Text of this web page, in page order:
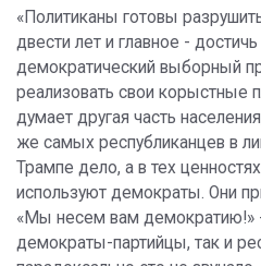
«Политиканы готовы
двести лет и главное -
демократический выборный
реализовать свои корыстные
думает другая часть
же самых республиканцев в
Трампе дело, а в тех
используют демократы. Они
«Мы несем вам демократию!»
демократы-партийцы, так и